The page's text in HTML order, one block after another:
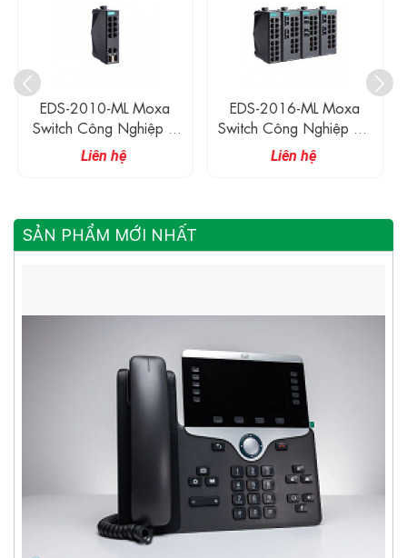
EDS-2016-ML Moxa
Switch Công Nghiệp 16
Cổng 10/100M
Liên hệ
EDS-2018-ML Moxa
Switch Công Nghiệp 16
Cổng 10/100M
Liên hệ
SẢN PHẨM MỚI NHẤT